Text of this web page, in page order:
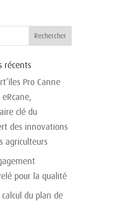
récents
Pro Canne
clé du
des innovations
agriculteurs
pour la qualité
du plan de